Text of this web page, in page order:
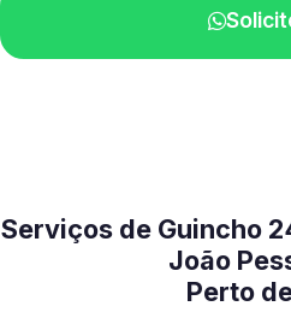
Serviços de Guincho
João
Perto